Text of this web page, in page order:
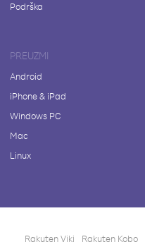
Podrška
PREUZMI
Android
iPhone & iPad
Windows PC
Mac
Linux
Rakuten Viki Rakuten Kobo